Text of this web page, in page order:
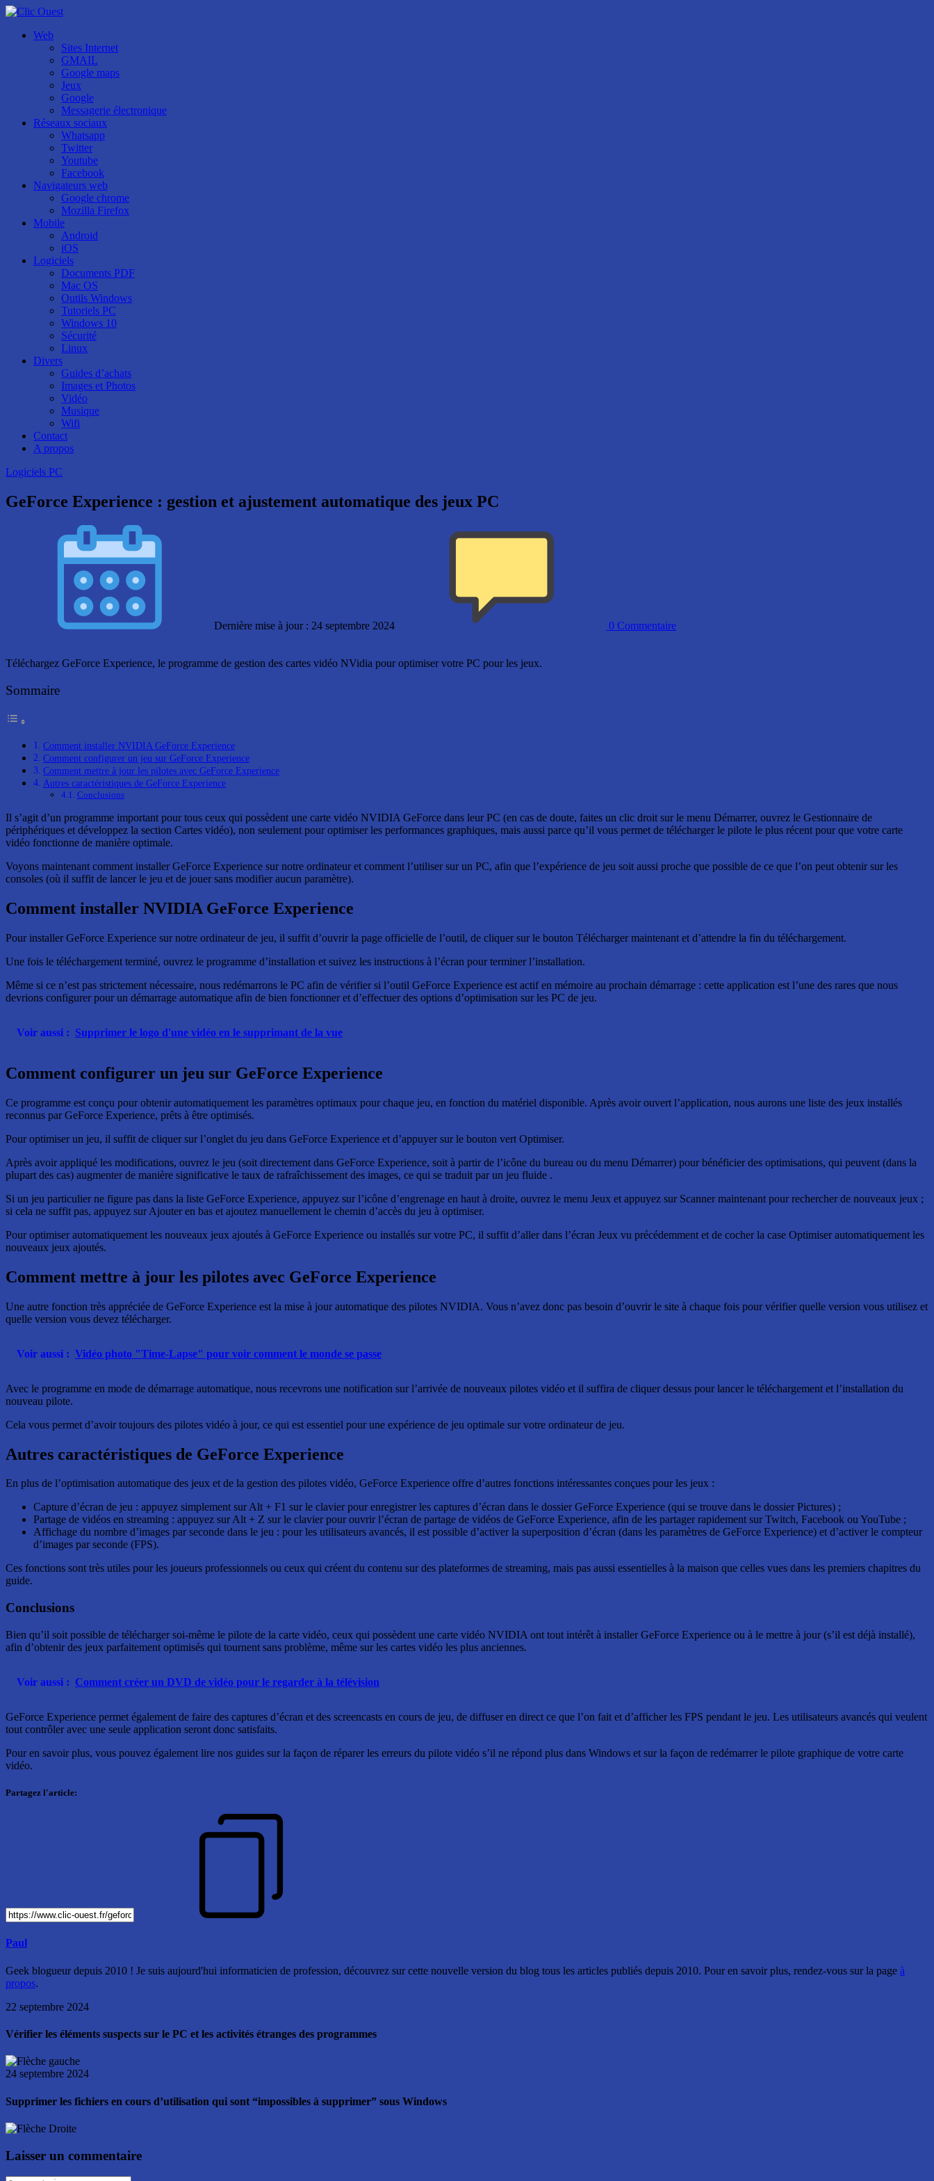
Web
Sites Internet
GMAIL
Google maps
Jeux
Google
Messagerie électronique
Réseaux sociaux
Whatsapp
Twitter
Youtube
Facebook
Navigateurs web
Google chrome
Mozilla Firefox
Mobile
Android
iOS
Logiciels
Documents PDF
Mac OS
Outils Windows
Tutoriels PC
Windows 10
Sécurité
Linux
Divers
Guides d’achats
Images et Photos
Vidéo
Musique
Wifi
Contact
A propos
Logiciels PC
GeForce Experience : gestion et ajustement automatique des jeux PC
Dernière mise à jour : 24 septembre 2024 0 Commentaire
Téléchargez GeForce Experience, le programme de gestion des cartes vidéo NVidia pour optimiser votre PC pour les jeux.
Sommaire
Comment installer NVIDIA GeForce Experience
Comment configurer un jeu sur GeForce Experience
Comment mettre à jour les pilotes avec GeForce Experience
Autres caractéristiques de GeForce Experience
Conclusions
Il s’agit d’un programme important pour tous ceux qui possèdent une carte vidéo NVIDIA GeForce dans leur PC (en cas de doute, faites un clic droit sur le menu Démarrer, ouvrez le Gestionnaire de
périphériques et développez la section Cartes vidéo), non seulement pour optimiser les performances graphiques, mais aussi parce qu’il vous permet de télécharger le pilote le plus récent pour que votre carte
vidéo fonctionne de manière optimale.
Voyons maintenant comment installer GeForce Experience sur notre ordinateur et comment l’utiliser sur un PC, afin que l’expérience de jeu soit aussi proche que possible de ce que l’on peut obtenir sur les
consoles (où il suffit de lancer le jeu et de jouer sans modifier aucun paramètre).
Comment installer NVIDIA GeForce Experience
Pour installer GeForce Experience sur notre ordinateur de jeu, il suffit d’ouvrir la page officielle de l’outil, de cliquer sur le bouton Télécharger maintenant et d’attendre la fin du téléchargement.
Une fois le téléchargement terminé, ouvrez le programme d’installation et suivez les instructions à l’écran pour terminer l’installation.
Même si ce n’est pas strictement nécessaire, nous redémarrons le PC afin de vérifier si l’outil GeForce Experience est actif en mémoire au prochain démarrage : cette application est l’une des rares que nous
devrions configurer pour un démarrage automatique afin de bien fonctionner et d’effectuer des options d’optimisation sur les PC de jeu.
Voir aussi : Supprimer le logo d'une vidéo en le supprimant de la vue
Comment configurer un jeu sur GeForce Experience
Ce programme est conçu pour obtenir automatiquement les paramètres optimaux pour chaque jeu, en fonction du matériel disponible. Après avoir ouvert l’application, nous aurons une liste des jeux installés
reconnus par GeForce Experience, prêts à être optimisés.
Pour optimiser un jeu, il suffit de cliquer sur l’onglet du jeu dans GeForce Experience et d’appuyer sur le bouton vert Optimiser.
Après avoir appliqué les modifications, ouvrez le jeu (soit directement dans GeForce Experience, soit à partir de l’icône du bureau ou du menu Démarrer) pour bénéficier des optimisations, qui peuvent (dans la
plupart des cas) augmenter de manière significative le taux de rafraîchissement des images, ce qui se traduit par un jeu fluide .
Si un jeu particulier ne figure pas dans la liste GeForce Experience, appuyez sur l’icône d’engrenage en haut à droite, ouvrez le menu Jeux et appuyez sur Scanner maintenant pour rechercher de nouveaux jeux ;
si cela ne suffit pas, appuyez sur Ajouter en bas et ajoutez manuellement le chemin d’accès du jeu à optimiser.
Pour optimiser automatiquement les nouveaux jeux ajoutés à GeForce Experience ou installés sur votre PC, il suffit d’aller dans l’écran Jeux vu précédemment et de cocher la case Optimiser automatiquement les
nouveaux jeux ajoutés.
Comment mettre à jour les pilotes avec GeForce Experience
Une autre fonction très appréciée de GeForce Experience est la mise à jour automatique des pilotes NVIDIA. Vous n’avez donc pas besoin d’ouvrir le site à chaque fois pour vérifier quelle version vous utilisez et
quelle version vous devez télécharger.
Voir aussi : Vidéo photo "Time-Lapse" pour voir comment le monde se passe
Avec le programme en mode de démarrage automatique, nous recevrons une notification sur l’arrivée de nouveaux pilotes vidéo et il suffira de cliquer dessus pour lancer le téléchargement et l’installation du
nouveau pilote.
Cela vous permet d’avoir toujours des pilotes vidéo à jour, ce qui est essentiel pour une expérience de jeu optimale sur votre ordinateur de jeu.
Autres caractéristiques de GeForce Experience
En plus de l’optimisation automatique des jeux et de la gestion des pilotes vidéo, GeForce Experience offre d’autres fonctions intéressantes conçues pour les jeux :
Capture d’écran de jeu : appuyez simplement sur Alt + F1 sur le clavier pour enregistrer les captures d’écran dans le dossier GeForce Experience (qui se trouve dans le dossier Pictures) ;
Partage de vidéos en streaming : appuyez sur Alt + Z sur le clavier pour ouvrir l’écran de partage de vidéos de GeForce Experience, afin de les partager rapidement sur Twitch, Facebook ou YouTube ;
Affichage du nombre d’images par seconde dans le jeu : pour les utilisateurs avancés, il est possible d’activer la superposition d’écran (dans les paramètres de GeForce Experience) et d’activer le compteur
d’images par seconde (FPS).
Ces fonctions sont très utiles pour les joueurs professionnels ou ceux qui créent du contenu sur des plateformes de streaming, mais pas aussi essentielles à la maison que celles vues dans les premiers chapitres du
guide.
Conclusions
Bien qu’il soit possible de télécharger soi-même le pilote de la carte vidéo, ceux qui possèdent une carte vidéo NVIDIA ont tout intérêt à installer GeForce Experience ou à le mettre à jour (s’il est déjà installé),
afin d’obtenir des jeux parfaitement optimisés qui tournent sans problème, même sur les cartes vidéo les plus anciennes.
Voir aussi : Comment créer un DVD de vidéo pour le regarder à la télévision
GeForce Experience permet également de faire des captures d’écran et des screencasts en cours de jeu, de diffuser en direct ce que l’on fait et d’afficher les FPS pendant le jeu. Les utilisateurs avancés qui veulent
tout contrôler avec une seule application seront donc satisfaits.
Pour en savoir plus, vous pouvez également lire nos guides sur la façon de réparer les erreurs du pilote vidéo s’il ne répond plus dans Windows et sur la façon de redémarrer le pilote graphique de votre carte
vidéo.
Partagez l'article:
Paul
Geek blogueur depuis 2010 ! Je suis aujourd'hui informaticien de profession, découvrez sur cette nouvelle version du blog tous les articles publiés depuis 2010. Pour en savoir plus, rendez-vous sur la page à
propos.
22 septembre 2024
Vérifier les éléments suspects sur le PC et les activités étranges des programmes
24 septembre 2024
Supprimer les fichiers en cours d’utilisation qui sont “impossibles à supprimer” sous Windows
Laisser un commentaire